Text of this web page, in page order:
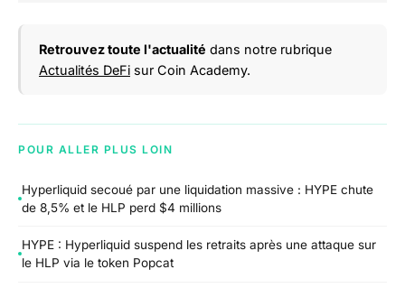
Retrouvez toute l'actualité dans notre rubrique
Actualités DeFi sur Coin Academy.
POUR ALLER PLUS LOIN
Hyperliquid secoué par une liquidation massive : HYPE chute
de 8,5% et le HLP perd $4 millions
HYPE : Hyperliquid suspend les retraits après une attaque sur
le HLP via le token Popcat